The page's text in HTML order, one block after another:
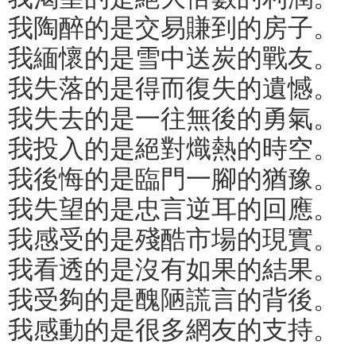
我陶醉的是交易賺到的房子。
我緬懷的是雪中送炭的戰友。
我失落的是得而復失的遺憾。
我失去的是一往無後的勇氣。
我投入的是絕對熾熱的時空。
我後悔的是臨門一腳的猶豫。
我失望的是忠言逆耳的回應。
我感受的是殘酷市場的現實。
我看透的是沒有如果的結果。
我受夠的是醜陋謊言的背後。
我感動的是很多網友的支持。